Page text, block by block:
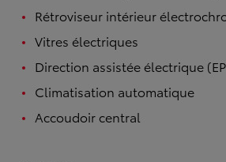
Rétroviseur intérieur
Vitres électriques
Direction assistée électrique
Climatisation automatique
Accoudoir central